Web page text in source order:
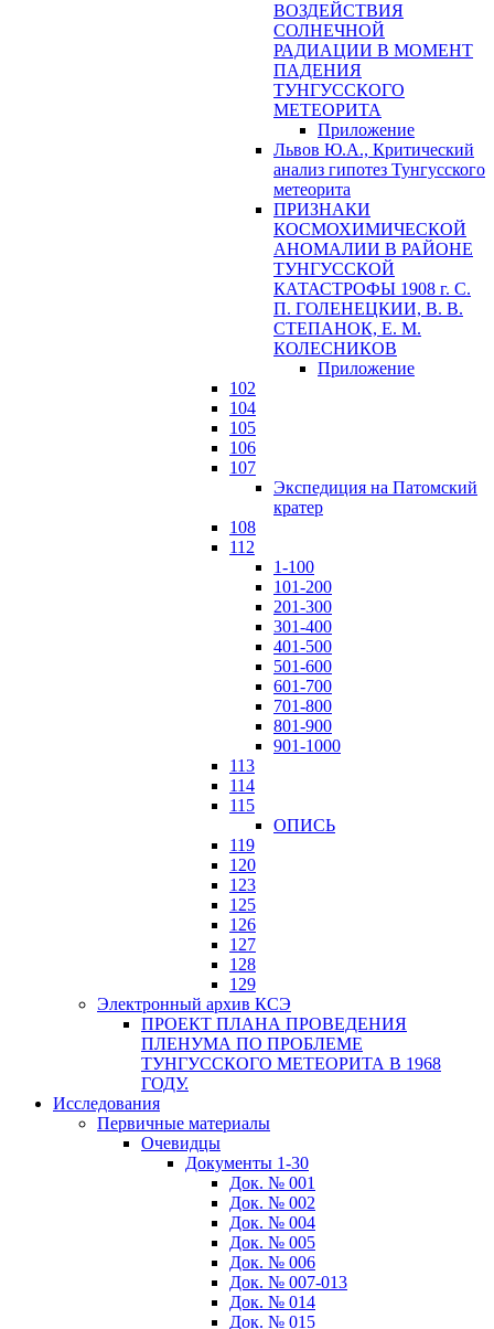
ВОЗДЕЙСТВИЯ
СОЛНЕЧНОЙ
РАДИАЦИИ В МОМЕНТ
ПАДЕНИЯ
ТУНГУССКОГО
MЕТЕОРИТА
Приложение
Львов Ю.A., Критический
анализ гипотез Тунгусского
метеорита
ПРИЗНАКИ
КОСМОХИМИЧЕСКОЙ
АНОМАЛИИ В РАЙОНЕ
ТУНГУССКОЙ
КАТАСТРОФЫ 1908 г. С.
П. ГОЛЕНЕЦКИИ, В. В.
СТЕПАНОК, Е. М.
КОЛЕСНИКОВ
Приложение
102
104
105
106
107
Экспедиция на Патомский
кратер
108
112
1-100
101-200
201-300
301-400
401-500
501-600
601-700
701-800
801-900
901-1000
113
114
115
ОПИСЬ
119
120
123
125
126
127
128
129
Электронный архив КСЭ
ПРОЕКТ ПЛАНА ПРОВЕДЕНИЯ
ПЛЕНУМА ПО ПРОБЛЕМЕ
ТУНГУССКОГО МЕТЕОРИТА В 1968
ГОДУ.
Исследования
Первичные материалы
Очевидцы
Документы 1-30
Док. № 001
Док. № 002
Док. № 004
Док. № 005
Док. № 006
Док. № 007-013
Док. № 014
Док. № 015